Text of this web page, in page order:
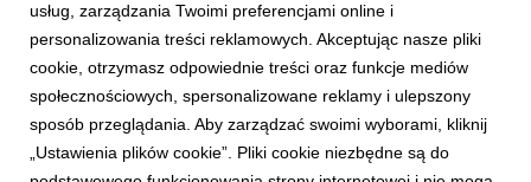
AKTUALNOŚCI
KINO ŚWIAT na Forum Wokół Kina
26 czerwca 2026
usług, zarządzania Twoimi preferencjami online i
personalizowania treści reklamowych. Akceptując nasze pliki
cookie, otrzymasz odpowiednie treści oraz funkcje mediów
społecznościowych, spersonalizowane reklamy i ulepszony
sposób przeglądania. Aby zarządzać swoimi wyborami, kliknij
„Ustawienia plików cookie”. Pliki cookie niezbędne są do